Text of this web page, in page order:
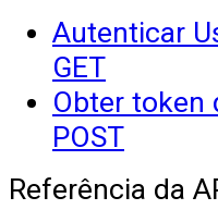
Autenticar
GET
Obter token
POST
Referência da